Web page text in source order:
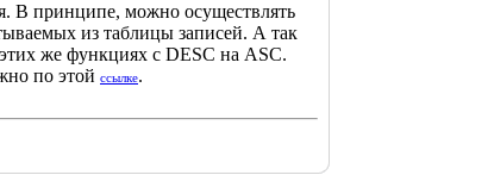
В принципе, можно осуществлять
из таблицы записей. А так
же функциях с DESC на ASC.
по этой ссылке.